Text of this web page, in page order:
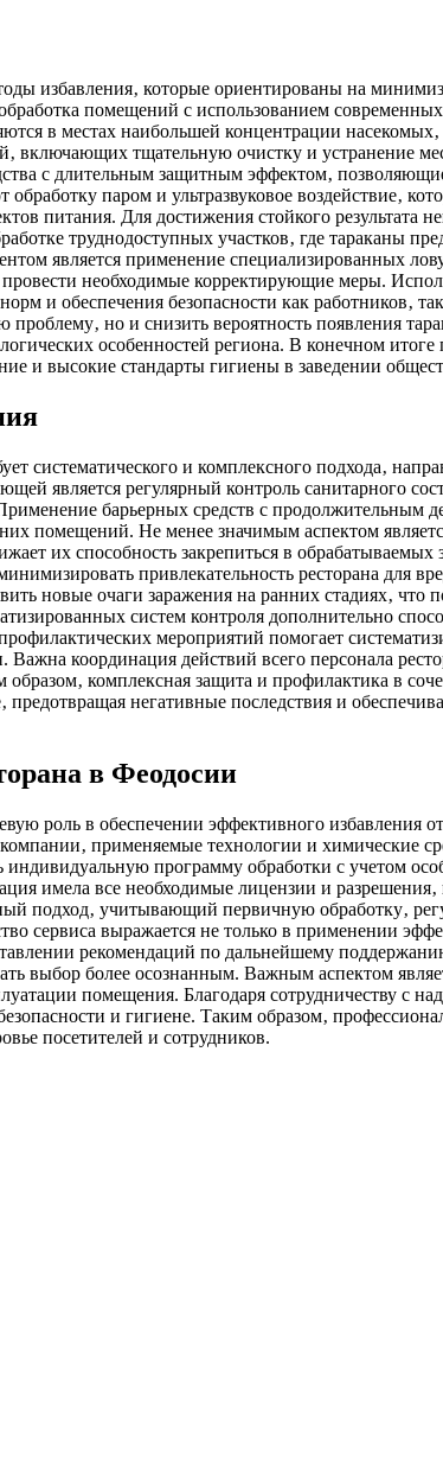
избавления‚ которые ориентированы на
помещений с использованием
в местах наибольшей концентрации насекомых‚
включающих тщательную очистку и устранение
с длительным защитным эффектом‚
паром и ультразвуковое воздействие‚
питания. Для достижения стойкого результата
труднодоступных участков‚ где тараканы
является применение специализированных
необходимые корректирующие меры.
и обеспечения безопасности как работников‚
но и снизить вероятность появления
особенностей региона. В конечном
и высокие стандарты гигиены в заведении
систематического и комплексного подхода‚
является регулярный контроль санитарного
барьерных средств с продолжительным
помещений. Не менее значимым аспектом
их способность закрепиться в
привлекательность ресторана для
новые очаги заражения на ранних стадиях‚ что
систем контроля дополнительно
мероприятий помогает
координация действий всего персонала
комплексная защита и профилактика в
негативные последствия и
в Феодосии
роль в обеспечении эффективного избавления
применяемые технологии и химические
программу обработки с учетом
имела все необходимые лицензии и
подход‚ учитывающий первичную обработку‚
сервиса выражается не только в применении
рекомендаций по дальнейшему
выбор более осознанным. Важным аспектом
помещения. Благодаря сотрудничеству с
и гигиене. Таким образом‚
посетителей и сотрудников.